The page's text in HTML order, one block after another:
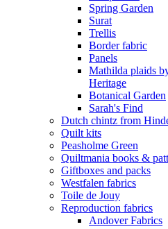
Spring Garden
Surat
Trellis
Border fabric
Panels
Mathilda plaids
Heritage
Botanical Garden
Sarah's Find
Dutch chintz from
Quilt kits
Peasholme Green
Quiltmania books &
Giftboxes and packs
Westfalen fabrics
Toile de Jouy
Reproduction fabrics
Andover Fabrics